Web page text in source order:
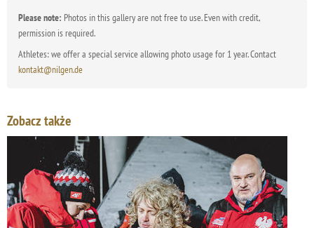
Please note: Photos in this gallery are not free to use. Even with credit,
permission is required.
Athletes: we offer a special service allowing photo usage for 1 year. Contact
kontakt@nilgen.de
Zobacz także